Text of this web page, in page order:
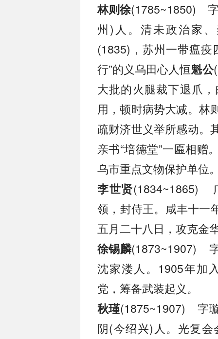
林则徐(1785~1850) 字
州)人。清未政治家
(1835)，苏州一带瘟疫
行”的义乌田心人恒魁公
大批的火腿裁下退爪
用，顿时病势大减。林
疏财济世义举所感动。
亲书“培德堂”一匾相赠
乌市重点文物保护单位
李世贤(1834~1865)
领，封侍王。咸丰十一
五月二十八日，攻克金
徐锡麟(1873~1907)
沈家溇人。1905年加
党，筹备武装起义。
秋瑾(1875~1907) 字
阴(今绍兴)人。光复